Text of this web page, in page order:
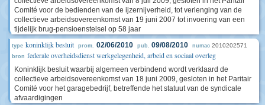
Comité voor de bedienden van de ijzernijverheid, tot verlenging van de
collectieve arbeidsovereenkomst van 19 juni 2007 tot invoering van een
tijdelijk brug-pensioenstelsel op 58 jaar
type koninklijk besluit prom. 02/06/2010 pub. 09/08/2010 numac 2010202571
bron federale overheidsdienst werkgelegenheid, arbeid en sociaal overleg
Koninklijk besluit waarbij algemeen verbindend wordt verklaard de
collectieve arbeidsovereenkomst van 18 juni 2009, gesloten in het Paritair
Comité voor het garagebedrijf, betreffende het statuut van de syndicale
afvaardigingen